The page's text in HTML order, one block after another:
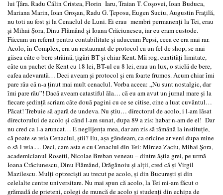
lui Ţâra. Radu Călin Cristea, Florin Iaru, Traian T. Coşovei, Ioan Buduca,
Mariana Marin, Ioan Groşan, Radu G. Ţeposu, Eugen Suciu, Augustin Fraţilă,
nu toti au fost şi la Cenaclul de Luni. Ei erau membri permanenți la Tei, erau
și Mihai Şora, Dinu Flămând şi Ioana Crăciunescu, iar eu eram custode.
Făceam un referat pentru contabilitate şi aduceam Pepsi, ceea ce era mai rar.
Acolo, în Complex, era un restaurant de protocol ca un fel de shop, se mai
găsea câte o bere străină, ţigări BT şi chiar Kent. Mă rog, cantităţi limitate,
câte un pachet de Kent cu 18 lei, BT-ul cu 8 lei, erau un lux, o sticlă de bere,
cafea adevarată… Deci aveam şi protocol şi era foarte frumos. Acum chiar îmi
pare rău că n-a ţinut mai mult cenaclul. Vorba aceea: „Nu sunt nostalgic, dar
îmi pare rău”! Dacă aveam catastiful ăla… că eu am avut un jurnal mare şi la
fiecare şedinţă scriam câte două pagini cu ce se citise, cine a luat cuvântul…
Păcat! Trebuie să apară de undeva. Nu ştiu… directorul de acolo, i l-am lăsat
directorului de acolo şi când l-am sunat, dupa 89 a zis: habar n-am de el! Dar
nu cred ca l-a aruncat… E neglijenţa mea, dar am zis să rămână la instituţie,
că poate se reia Cenaclul, ştii? Eu, aşa gândeam, ca oricine ar veni dupa mine
o să-l reia..... Deci, cam asta e cu Cenaclul din Tei: Mircea Zaciu, Mihai Şora,
academicianul Rosetti, Nicolae Breban veneau – dintre ăştia grei, pe urmă
Ioana Crăciunescu, Dinu Flămând, Drăgănoiu şi alţii, cred că şi Virgil
Mazilescu. Mulți optzecişti au trecut pe acolo, şi din Bucureşti şi din
celelalte centre universitare. Nu mai spun că acolo, la Tei mi-am făcut o
grămadă de prieteni, colegi de muncă de acolo şi studenţi din echipa de